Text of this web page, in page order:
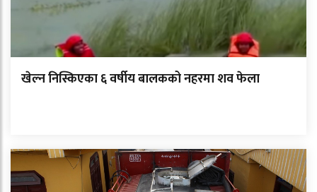
खेल्न निस्किएका ६ वर्षीय बालकको नहरमा शव फेला